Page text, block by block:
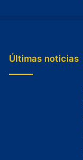
Últimas noticias